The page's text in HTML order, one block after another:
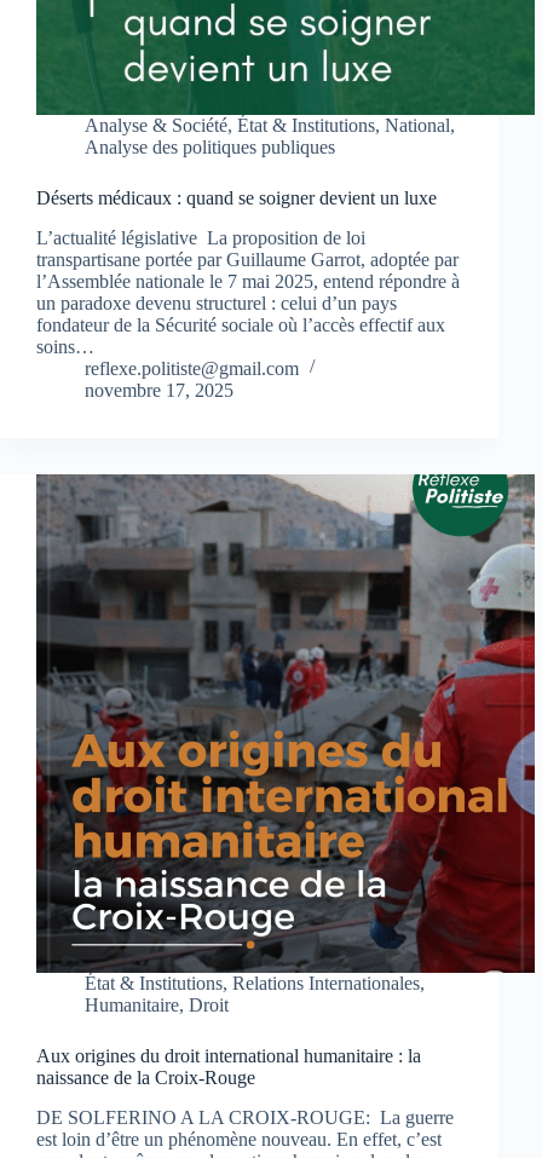
Analyse & Société, État & Institutions, National,
Analyse des politiques publiques
Déserts médicaux : quand se soigner devient un luxe
L’actualité législative La proposition de loi
transpartisane portée par Guillaume Garrot, adoptée par
l’Assemblée nationale le 7 mai 2025, entend répondre à
un paradoxe devenu structurel : celui d’un pays
fondateur de la Sécurité sociale où l’accès effectif aux
soins…
reflexe.politiste@gmail.com
novembre 17, 2025
État & Institutions, Relations Internationales,
Humanitaire, Droit
Aux origines du droit international humanitaire : la
naissance de la Croix-Rouge
DE SOLFERINO A LA CROIX-ROUGE: La guerre
est loin d’être un phénomène nouveau. En effet, c’est